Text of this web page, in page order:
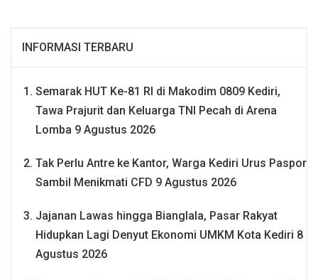
INFORMASI TERBARU
Semarak HUT Ke-81 RI di Makodim 0809 Kediri,
Tawa Prajurit dan Keluarga TNI Pecah di Arena
Lomba 9 Agustus 2026
Tak Perlu Antre ke Kantor, Warga Kediri Urus Paspor
Sambil Menikmati CFD 9 Agustus 2026
Jajanan Lawas hingga Bianglala, Pasar Rakyat
Hidupkan Lagi Denyut Ekonomi UMKM Kota Kediri 8
Agustus 2026